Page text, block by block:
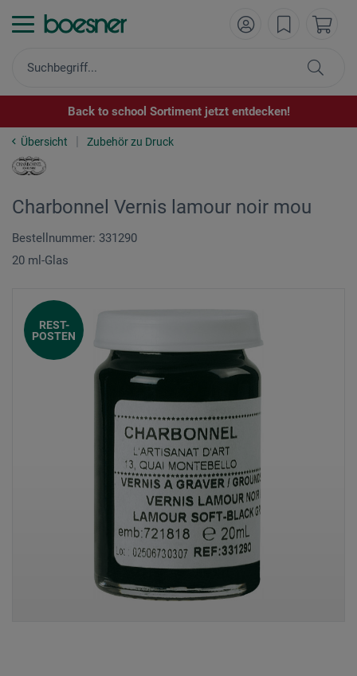
Back to school Sortiment jetzt entdecken!
Übersicht Zubehör zu Druck
Charbonnel Vernis lamour noir mou
Bestellnummer: 331290
20 ml-Glas
REST-
POSTEN